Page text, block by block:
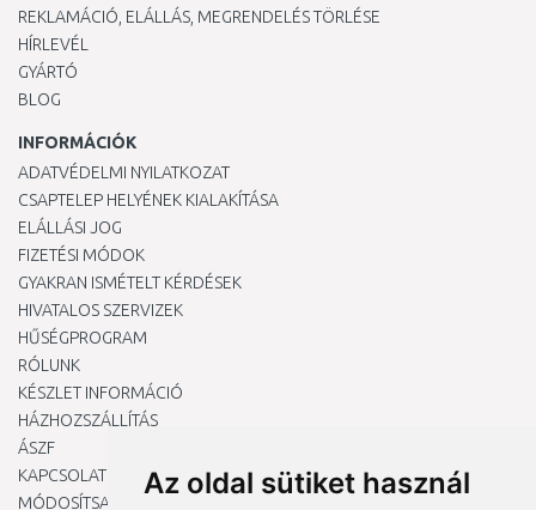
Az oldal sütiket használ
REKLAMÁCIÓ, ELÁLLÁS, MEGRENDELÉS TÖRLÉSE
HÍRLEVÉL
GYÁRTÓ
BLOG
INFORMÁCIÓK
ADATVÉDELMI NYILATKOZAT
CSAPTELEP HELYÉNEK KIALAKÍTÁSA
ELÁLLÁSI JOG
FIZETÉSI MÓDOK
GYAKRAN ISMÉTELT KÉRDÉSEK
HIVATALOS SZERVIZEK
HŰSÉGPROGRAM
RÓLUNK
KÉSZLET INFORMÁCIÓ
HÁZHOZSZÁLLÍTÁS
ÁSZF
KAPCSOLAT
MÓDOSÍTSA A COOKIE-BEÁLLÍTÁSAIMAT